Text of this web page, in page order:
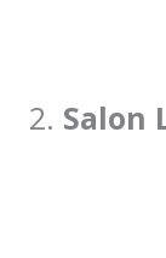
2. Salon